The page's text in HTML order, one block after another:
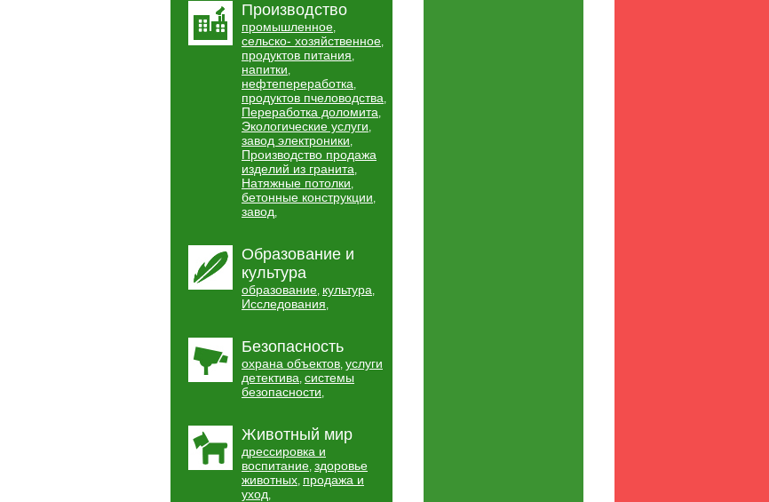
Производство
промышленное,
сельско- хозяйственное,
продуктов питания,
напитки,
нефтепереработка,
продуктов пчеловодства,
Переработка доломита,
Экологические услуги,
завод электроники,
Производство продажа
изделий из гранита,
Натяжные потолки,
бетонные конструкции,
завод,
Образование и
культура
образование, культура,
Исследования,
Безопасность
охрана объектов, услуги
детектива, системы
безопасности,
Животный мир
дрессировка и
воспитание, здоровье
животных, продажа и
уход,